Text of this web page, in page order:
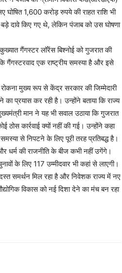
1,600 करोड़ रुपये की राहत राशि भी
बड़े दावे किए गए थे, लेकिन पंजाब को उस घोषणा
गैंगस्टर लॉरेंस बिश्नोई को गुजरात की
गैंगस्टरवाद एक राष्ट्रीय समस्या है और इसे
रोकना मुख्य रूप से केंद्र सरकार की जिम्मेदारी
प्रयास कर रही है। उन्होंने बताया कि राज्य
मान ने यह भी सवाल उठाया कि गुजरात
कार्रवाई क्यों नहीं की गई। उन्होंने कहा
से निपटने के लिए पूरी तरह प्रतिबद्ध है।
धर्म की राजनीति के बीज कभी नहीं उगेंगे।
के लिए 117 उम्मीदवार भी कहां से लाएगी।
समर्थन मिल रहा है और निवेशक राज्य में नए
विकास को नई दिशा देने का मंच बन रहा